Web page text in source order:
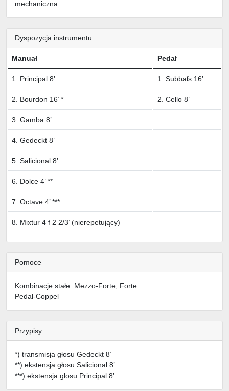
mechaniczna
Dyspozycja instrumentu
Manuał Pedał
1. Principal 8’ 1. Subbaſs 16’
2. Bourdon 16’ * 2. Cello 8’
3. Gamba 8’
4. Gedeckt 8’
5. Salicional 8’
6. Dolce 4’ **
7. Octave 4’ ***
8. Mixtur 4 f 2 2/3’ (nierepetujący)
Pomoce
Kombinacje stałe: Mezzo-Forte, Forte
Pedal-Coppel
Przypisy
*) transmisja głosu Gedeckt 8’
**) ekstensja głosu Salicional 8’
***) ekstensja głosu Principal 8’